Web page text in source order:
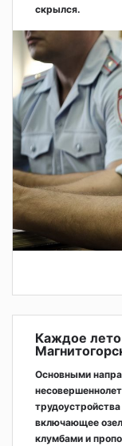
скрылся.
Каждое
Основными
включающее
клумбами и